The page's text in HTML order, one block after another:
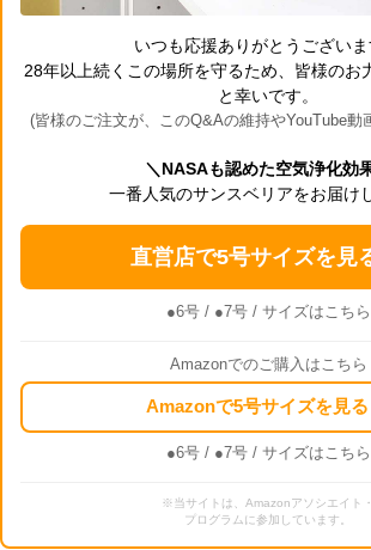
いつも応援ありがとうございま
28年以上続くこの場所を守るため、皆様のお
と幸いです。
(皆様のご注文が、このQ&Aの維持やYouTube動
＼NASAも認めた空気浄化効
一番人気のサンスベリアをお届け
直営店で5号サイズを見
●6号/ ●7号/ サイズはこちら
Amazonでのご購入はこちら
Amazonで5号サイズを見る
●6号/ ●7号/ サイズはこちら
※当サイトは、Amazonアソシエイト・
プログラムに参加しています。